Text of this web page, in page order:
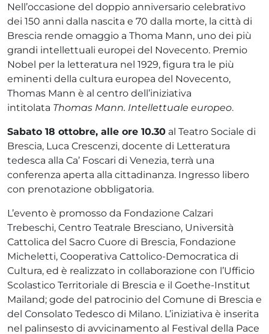
Nell’occasione del doppio anniversario celebrativo
dei 150 anni dalla nascita e 70 dalla morte, la città di
Brescia rende omaggio a Thoma Mann, uno dei più
grandi intellettuali europei del Novecento. Premio
Nobel per la letteratura nel 1929, figura tra le più
eminenti della cultura europea del Novecento,
Thomas Mann è al centro dell’iniziativa
intitolata Thomas Mann. Intellettuale europeo.
Sabato 18 ottobre, alle ore 10.30 al Teatro Sociale di
Brescia, Luca Crescenzi, docente di Letteratura
tedesca alla Ca’ Foscari di Venezia, terrà una
conferenza aperta alla cittadinanza. Ingresso libero
con prenotazione obbligatoria.
L’evento è promosso da Fondazione Calzari
Trebeschi, Centro Teatrale Bresciano, Università
Cattolica del Sacro Cuore di Brescia, Fondazione
Micheletti, Cooperativa Cattolico-Democratica di
Cultura, ed è realizzato in collaborazione con l’Ufficio
Scolastico Territoriale di Brescia e il Goethe-Institut
Mailand; gode del patrocinio del Comune di Brescia e
del Consolato Tedesco di Milano. L’iniziativa è inserita
nel palinsesto di avvicinamento al Festival della Pace